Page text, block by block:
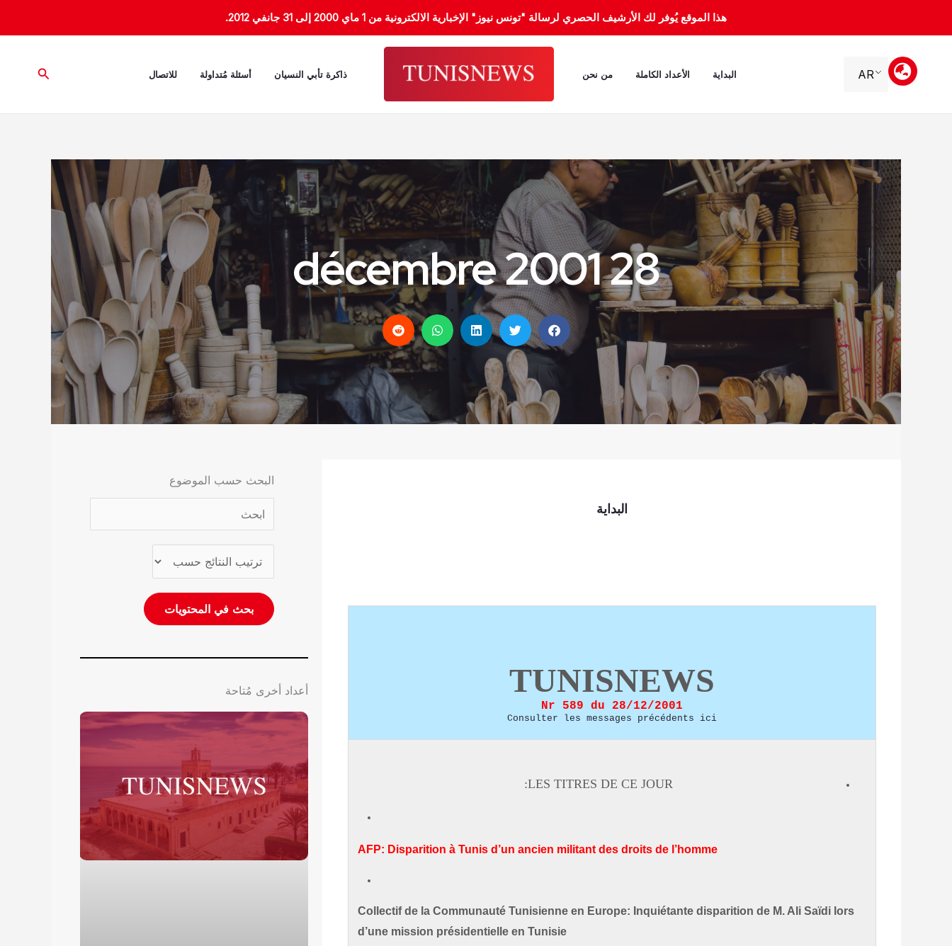
هذا الموقع يُوفر لك الأرشيف الحصري لرسالة "تونس نيوز" الإخبارية الالكترونية من 1 ماي 2000 إلى 31 جانفي 2012.
AR البداية الأعداد الكاملة من نحن ذاكرة تأبي النسيان أسئلة مُتداولة للاتصال البحث
28 décembre 2001
البداية
TUNISNEWS
Nr 589 du 28/12/2001
Consulter les messages précédents ici
LES TITRES DE CE JOUR:
AFP: Disparition à Tunis d’un ancien militant des droits de l’homme
Collectif de la Communauté Tunisienne en Europe: Inquiétante disparition de M. Ali Saïdi lors
d’une mission présidentielle en Tunisie
البحث حسب الموضوع
أعداد أخرى مُتاحة